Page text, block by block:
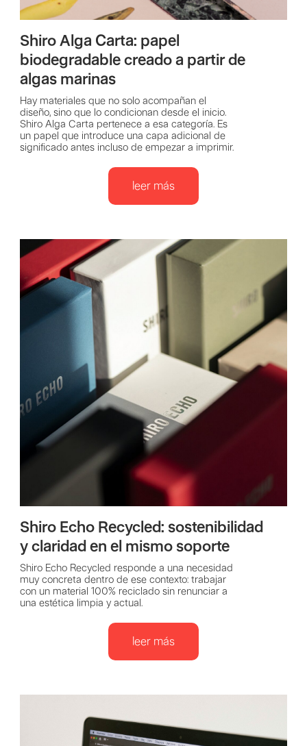
Shiro Alga Carta: papel
biodegradable creado a partir de
algas marinas
Hay materiales que no solo acompañan el
diseño, sino que lo condicionan desde el inicio.
Shiro Alga Carta pertenece a esa categoría. Es
un papel que introduce una capa adicional de
significado antes incluso de empezar a imprimir.
leer más
Shiro Echo Recycled: sostenibilidad
y claridad en el mismo soporte
Shiro Echo Recycled responde a una necesidad
muy concreta dentro de ese contexto: trabajar
con un material 100% reciclado sin renunciar a
una estética limpia y actual.
leer más